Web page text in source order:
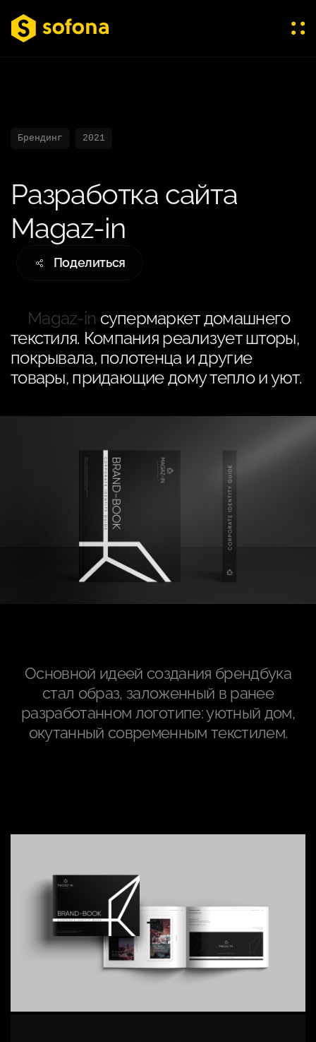
Брендинг 2021
Разработка сайта
Magaz-in
Поделиться
Magaz-in супермаркет домашнего
текстиля. Компания реализует шторы,
покрывала, полотенца и другие
товары, придающие дому тепло и уют.
Основной идеей создания брендбука
стал образ, заложенный в ранее
разработанном логотипе: уютный дом,
окутанный современным текстилем.